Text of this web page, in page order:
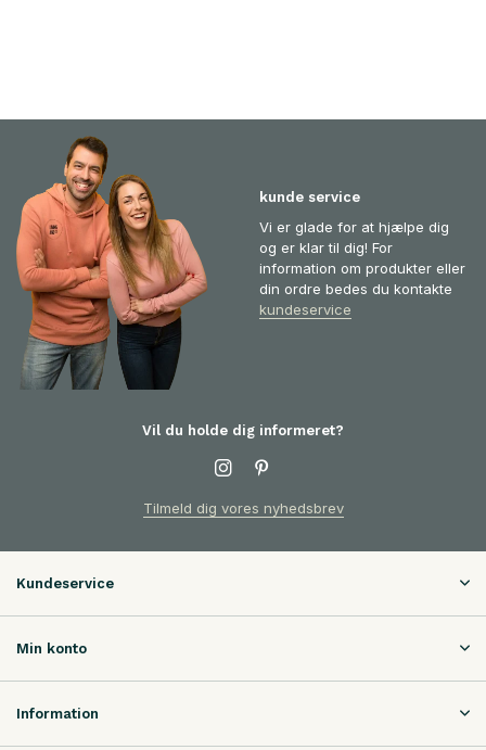
kunde service
Vi er glade for at hjælpe dig
og er klar til dig! For
information om produkter eller
din ordre bedes du kontakte
kundeservice
Vil du holde dig informeret?
Tilmeld dig vores nyhedsbrev
Kundeservice
Min konto
Information